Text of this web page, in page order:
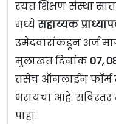
रयत शिक्षण संस्था
मध्येसहाय्यक
उमेदवारांकडून अर्ज
मुलाखत दिनांक07,
तसेच ऑनलाईन
भरायचा आहे. सविस्तर
पाहा.